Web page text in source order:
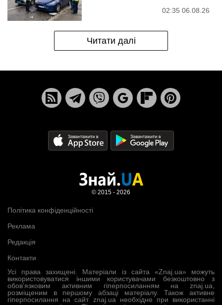
02:35 06.08.26
Читати далі
Усі права захищені. Матеріали із сайта «Znaj.ua» можуть
використовуватися іншими користувачами безкоштовно з
обов’язковим активним гіперпосиланням на znaj.ua,
розміщеним в першому абзаці матеріалу. Також активне
гіперпосилання на сайт znaj.ua необхідне при використанні
Політика конфіденційності
Реклама
Редакція
Контакти
© 2015 - 2026